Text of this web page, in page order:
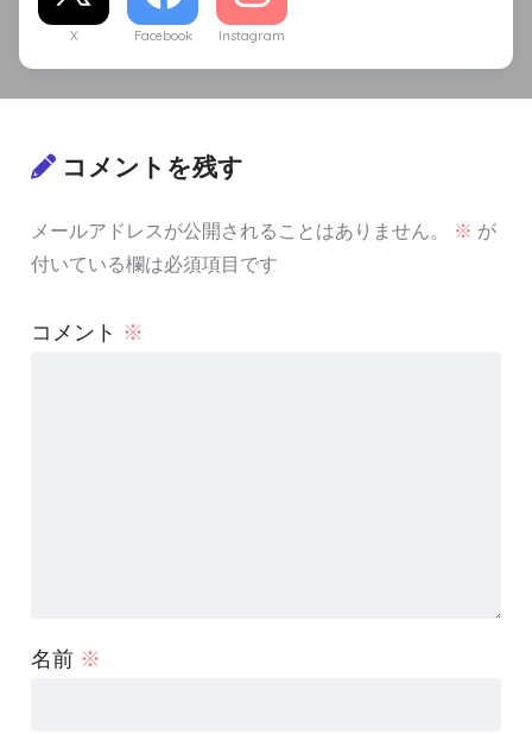
X Facebook Instagram
コメントを残す
メールアドレスが公開されることはありません。 ※ が
付いている欄は必須項目です
コメント ※
名前 ※